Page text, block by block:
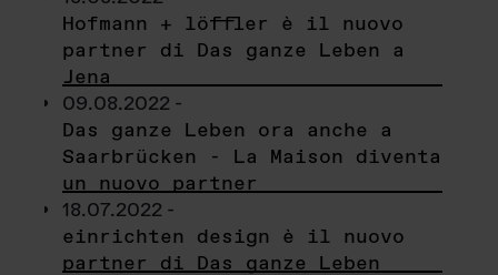
Hofmann + löffler è il nuovo
partner di Das ganze Leben a
Jena
09.08.2022 -
Das ganze Leben ora anche a
Saarbrücken - La Maison diventa
un nuovo partner
18.07.2022 -
einrichten design è il nuovo
partner di Das ganze Leben